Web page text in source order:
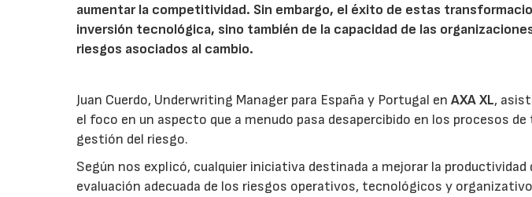
aumentar la competitividad. Sin embargo, el éxito de estas
inversión tecnológica, sino también de la capacidad de las
riesgos asociados al cambio.
Juan Cuerdo, Underwriting Manager para España y Portugal enAXA XL,
el foco en un aspecto que a menudo pasa desapercibido en los procesos
gestión del riesgo.
Según nos explicó, cualquier iniciativa destinada a mejorar la productividad
evaluación adecuada de los riesgos operativos, tecnológicos y